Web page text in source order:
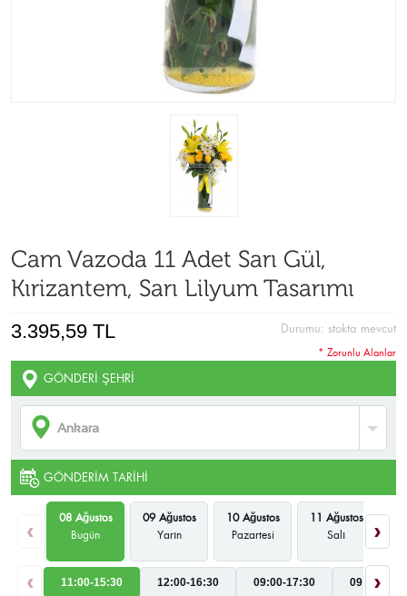
Cam Vazoda 11 Adet Sarı Gül,
Kırizantem, Sarı Lilyum Tasarımı
Durumu: stokta mevcut
3.395,59 TL
GÖNDERI ŞEHRI
GÖNDERIM TARIHI
‹
08 Ağustos
Bugün
09 Ağustos
Yarın
10 Ağustos
Pazartesi
11 Ağustos
Salı
›
‹ 11:00-15:30 12:00-16:30 09:00-17:30 09:00-
›
* Zorunlu Alanlar